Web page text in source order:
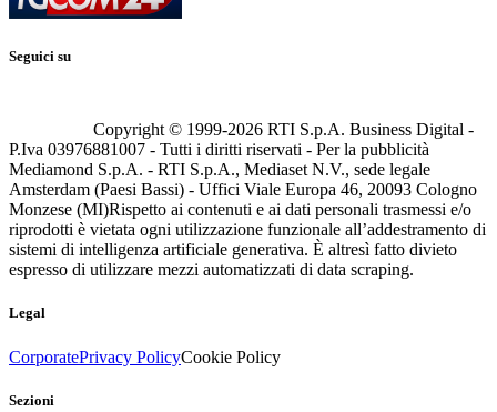
Seguici su
Copyright © 1999-2026 RTI S.p.A. Business Digital -
P.Iva 03976881007 - Tutti i diritti riservati - Per la pubblicità
Mediamond S.p.A. - RTI S.p.A., Mediaset N.V., sede legale
Amsterdam (Paesi Bassi) - Uffici Viale Europa 46, 20093 Cologno
Monzese (MI)Rispetto ai contenuti e ai dati personali trasmessi e/o
riprodotti è vietata ogni utilizzazione funzionale all’addestramento di
sistemi di intelligenza artificiale generativa. È altresì fatto divieto
espresso di utilizzare mezzi automatizzati di data scraping.
Legal
CorporatePrivacy PolicyCookie Policy
Sezioni